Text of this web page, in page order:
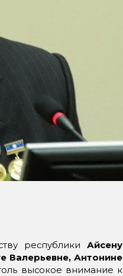
республики Айсену
Валерьевне, Антонине
высокое внимание к